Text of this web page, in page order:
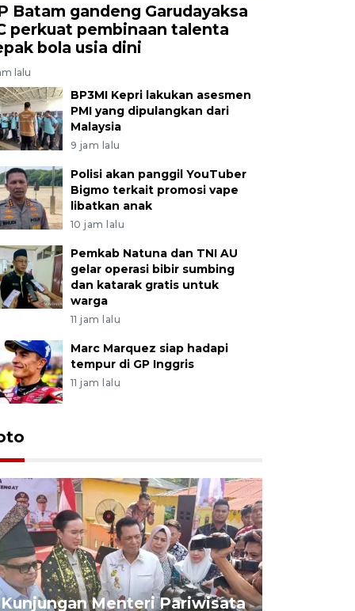
Batam gandeng Garudayaksa
perkuat pembinaan talenta
bola usia dini
lalu
BP3MI Kepri lakukan asesmen
PMI yang dipulangkan dari
Malaysia
9 jam lalu
Polisi akan panggil YouTuber
Bigmo terkait promosi vape
libatkan anak
10 jam lalu
Pemkab Natuna dan TNI AU
gelar operasi bibir sumbing
dan katarak gratis untuk
warga
11 jam lalu
Marc Marquez siap hadapi
tempur di GP Inggris
11 jam lalu
Kunjungan Menteri Pariwisata